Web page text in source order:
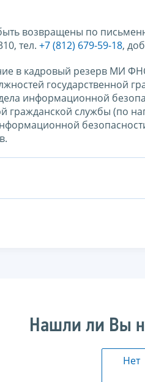
возвращены по
тел. +7 (812) 679-59-18,
в кадровый резерв МИ
государственной
информационной
гражданской службы (по
Нашли ли Вы
Нет